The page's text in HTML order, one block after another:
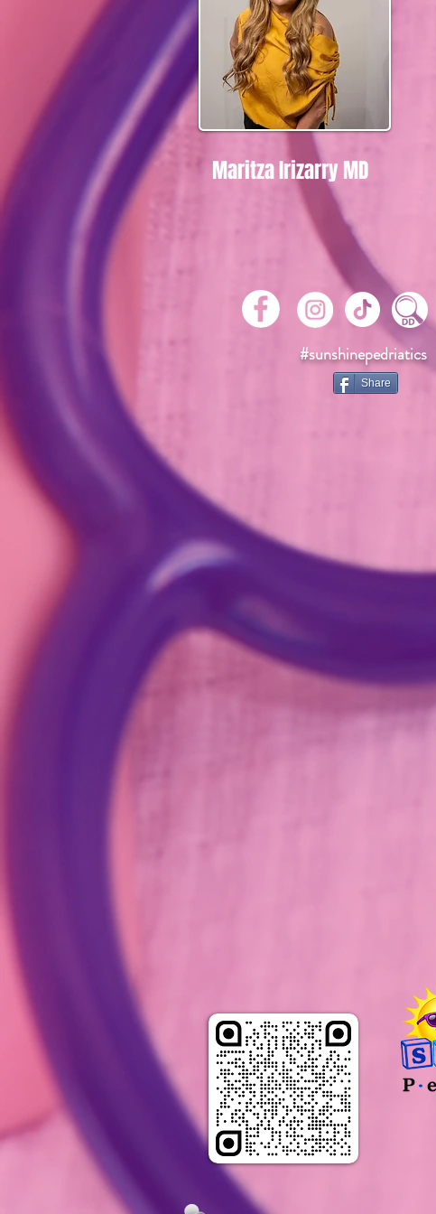
Maritza Irizarry MD
#sunshinepedriatics
Share